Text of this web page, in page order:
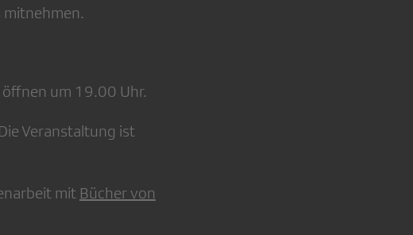
mitnehmen.
um 19.00 Uhr.
Veranstaltung ist
mit Bücher von